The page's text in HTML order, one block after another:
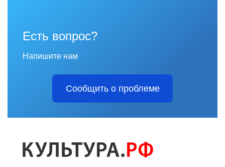
Есть вопрос?
Напишите нам
Сообщить о проблеме